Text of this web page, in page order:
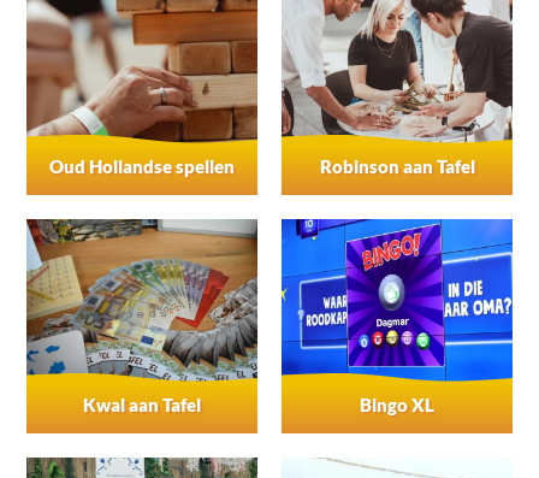
Oud Hollandse spellen Robinson aan Tafel
Kwal aan Tafel Bingo XL